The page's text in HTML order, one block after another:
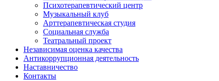
Психотерапевтический центр
Музыкальный клуб
Арттерапевтическая студия
Социальная служба
Театральный проект
Независимая оценка качества
Антикоррупционная деятельность
Наставничество
Контакты